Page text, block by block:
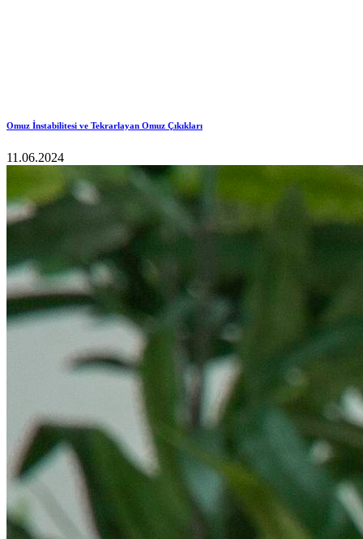
Omuz İnstabilitesi ve Tekrarlayan Omuz Çıkıkları
11.06.2024